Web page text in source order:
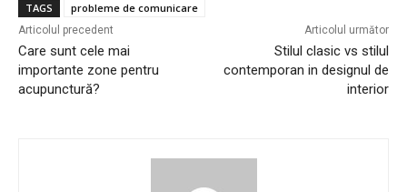
TAGS probleme de comunicare
Articolul precedent
Care sunt cele mai
importante zone pentru
acupunctură?
Articolul următor
Stilul clasic vs stilul
contemporan in designul de
interior